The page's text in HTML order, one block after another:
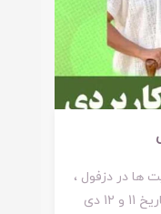
ها در دزفول ،
با میزبانی ماساژ الماس شهر در تاریخ 11 و 12 دی